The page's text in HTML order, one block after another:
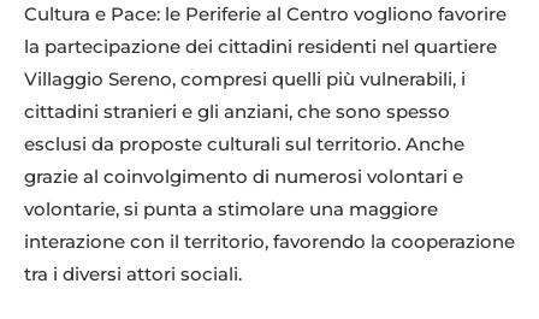
Cultura e Pace: le Periferie al Centro vogliono favorire
la partecipazione dei cittadini residenti nel quartiere
Villaggio Sereno, compresi quelli più vulnerabili, i
cittadini stranieri e gli anziani, che sono spesso
esclusi da proposte culturali sul territorio. Anche
grazie al coinvolgimento di numerosi volontari e
volontarie, si punta a stimolare una maggiore
interazione con il territorio, favorendo la cooperazione
tra i diversi attori sociali.